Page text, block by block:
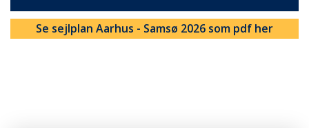
Se sejlplan Aarhus - Samsø 2026 som pdf her